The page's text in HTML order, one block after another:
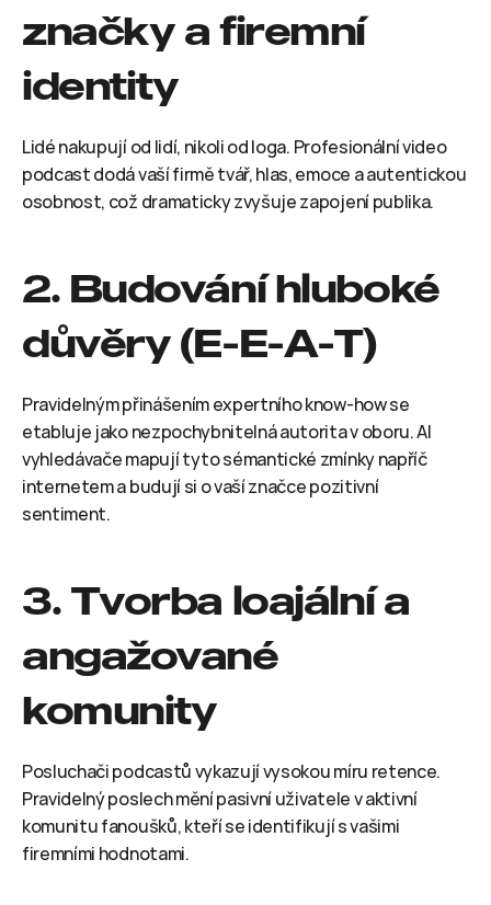
značky a firemní
identity
Lidé nakupují od lidí, nikoli od loga. Profesionální video
podcast dodá vaší firmě tvář, hlas, emoce a autentickou
osobnost, což dramaticky zvyšuje zapojení publika.
2. Budování hluboké
důvěry (E-E-A-T)
Pravidelným přinášením expertního know-how se
etabluje jako nezpochybnitelná autorita v oboru. AI
vyhledávače mapují tyto sémantické zmínky napříč
internetem a budují si o vaší značce pozitivní
sentiment.
3. Tvorba loajální a
angažované
komunity
Posluchači podcastů vykazují vysokou míru retence.
Pravidelný poslech mění pasivní uživatele v aktivní
komunitu fanoušků, kteří se identifikují s vašimi
firemními hodnotami.